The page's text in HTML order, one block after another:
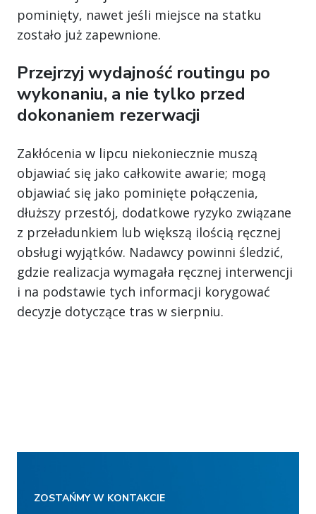
pominięty, nawet jeśli miejsce na statku
zostało już zapewnione.
Przejrzyj wydajność routingu po
wykonaniu, a nie tylko przed
dokonaniem rezerwacji
Zakłócenia w lipcu niekoniecznie muszą
objawiać się jako całkowite awarie; mogą
objawiać się jako pominięte połączenia,
dłuższy przestój, dodatkowe ryzyko związane
z przeładunkiem lub większą ilością ręcznej
obsługi wyjątków. Nadawcy powinni śledzić,
gdzie realizacja wymagała ręcznej interwencji
i na podstawie tych informacji korygować
decyzje dotyczące tras w sierpniu.
ZOSTAŃMY W KONTAKCIE